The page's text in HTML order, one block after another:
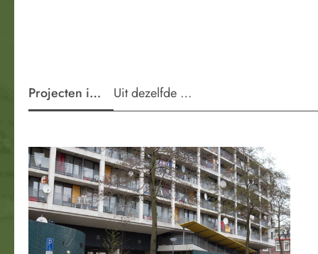
Projecten in de wijkUit dezelfde periode